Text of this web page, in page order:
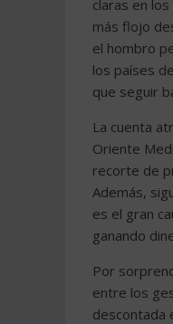
claras en
más flojo
el hombro
los países
que seguir
La cuenta
Oriente
recorte de
Además,
es el gran
ganando
Por
entre los
descontada